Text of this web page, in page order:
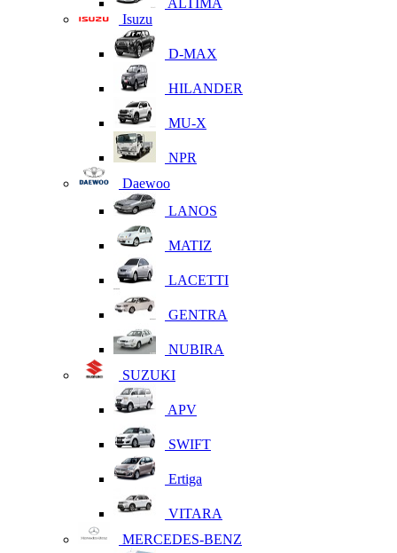
ALTIMA
Isuzu
D-MAX
HILANDER
MU-X
NPR
Daewoo
LANOS
MATIZ
LACETTI
GENTRA
NUBIRA
SUZUKI
APV
SWIFT
Ertiga
VITARA
MERCEDES-BENZ